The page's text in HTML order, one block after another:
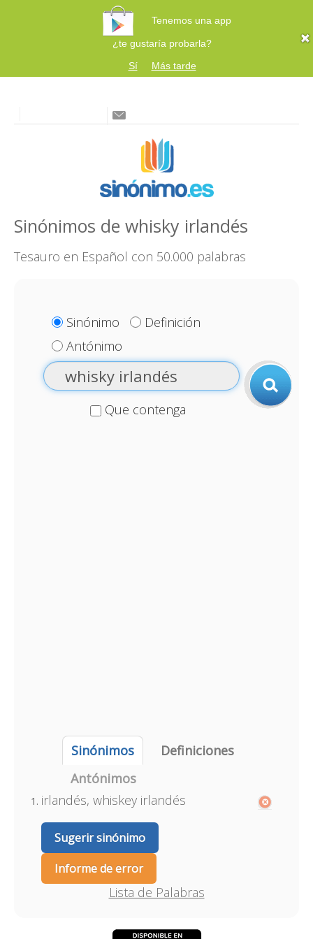
Tenemos una app
¿te gustaría probarla?
Sí
Más tarde
Sinónimos de whisky irlandés
Tesauro en Español con 50.000 palabras
Sinónimo
Definición
Antónimo
Que contenga
Sinónimos
Definiciones
Antónimos
irlandés, whiskey irlandés
Sugerir sinónimo
Informe de error
Lista de Palabras